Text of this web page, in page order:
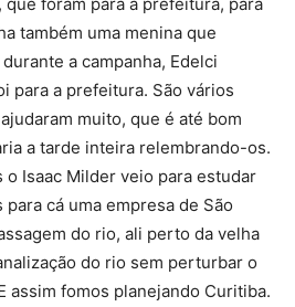
também uma menina que
a campanha, Edelci
para a prefeitura. São vários
muito, que é até bom
a tarde inteira relembrando-os.
o Isaac Milder veio para estudar
cá uma empresa de São
do rio, ali perto da velha
do rio sem perturbar o
assim fomos planejando Curitiba.